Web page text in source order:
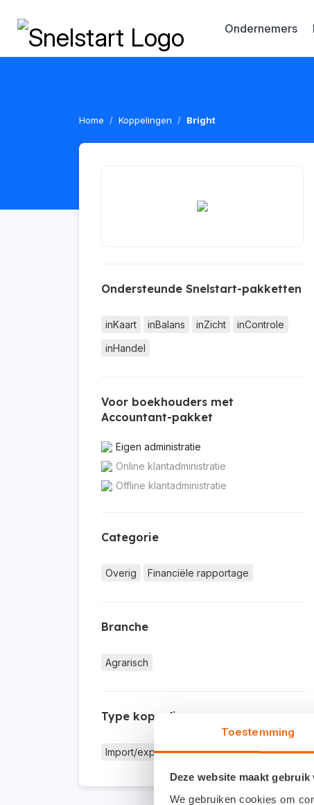
Toestemming
Deze website maakt gebruik
We gebruiken cookies om
Ondernemers
Home Koppelingen Bright
Ondersteunde Snelstart-pakketten
inKaart inBalans inZicht
inControle
inHandel
Voor boekhouders met
Accountant-pakket
Eigen administratie
Online klantadministratie
Offline klantadministratie
Categorie
Overig Financiële rapportage
Branche
Agrarisch
Type koppeling
Import/export